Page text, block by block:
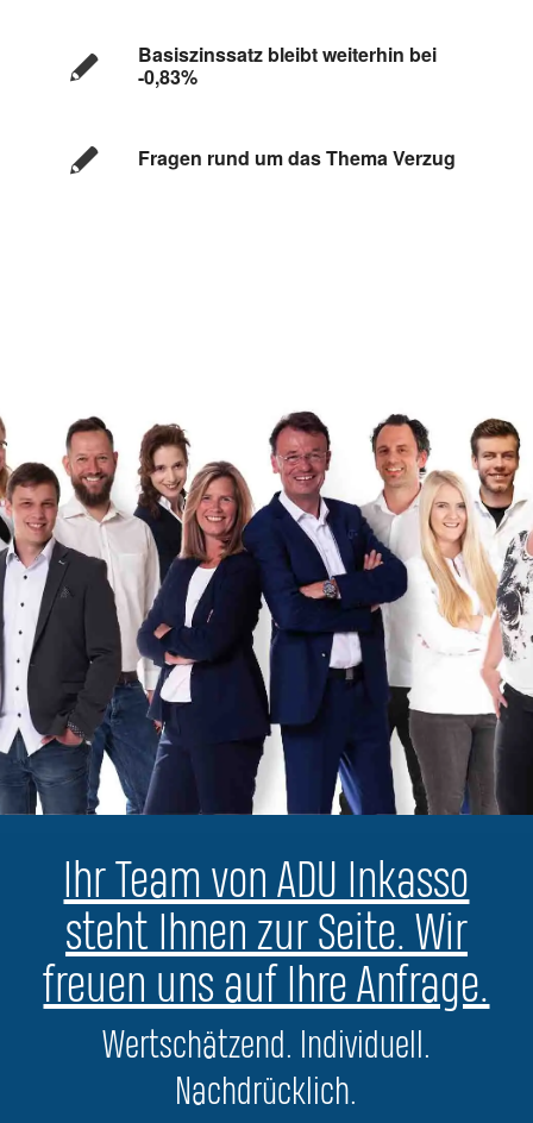
Basiszinssatz bleibt weiterhin bei
-0,83%
Fragen rund um das Thema Verzug
Ihr Team von ADU Inkasso
steht Ihnen zur Seite. Wir
freuen uns auf Ihre Anfrage.
Wertschätzend. Individuell.
Nachdrücklich.